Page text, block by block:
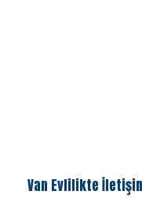
Van Evlilikte